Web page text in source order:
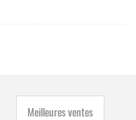
Meilleures ventes